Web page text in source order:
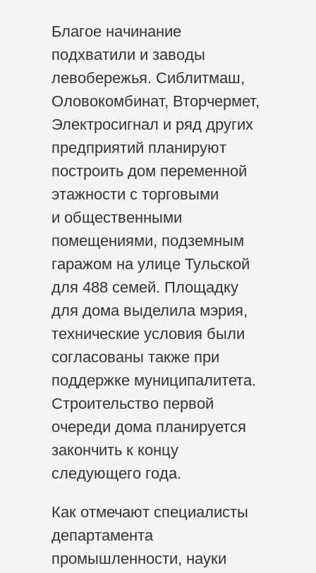
Благое начинание
подхватили и заводы
левобережья. Сиблитмаш,
Оловокомбинат, Вторчермет,
Электросигнал и ряд других
предприятий планируют
построить дом переменной
этажности с торговыми
и общественными
помещениями, подземным
гаражом на улице Тульской
для 488 семей. Площадку
для дома выделила мэрия,
технические условия были
согласованы также при
поддержке муниципалитета.
Строительство первой
очереди дома планируется
закончить к концу
следующего года.
Как отмечают специалисты
департамента
промышленности, науки